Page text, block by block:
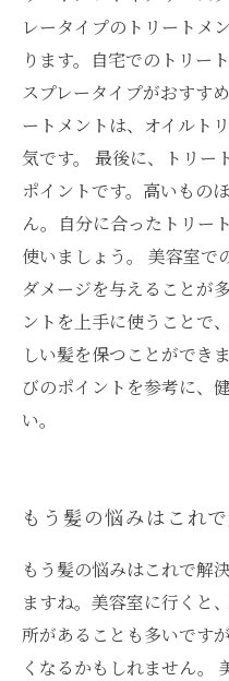
レータイプのトリートメ
ります。自宅でのトリー
スプレータイプがおすす
ートメントは、オイルト
気です。 最後に、トリー
ポイントです。高いもの
ん。自分に合ったトリー
使いましょう。 美容室で
ダメージを与えることが
ントを上手に使うことで
しい髪を保つことができ
びのポイントを参考に、
い。
もう髪の悩みはこれで
もう髪の悩みはこれで解
ますね。美容室に行くと
所があることも多いです
くなるかもしれません。